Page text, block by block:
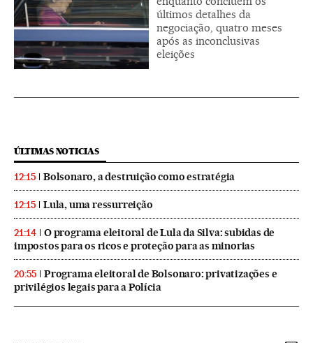
últimos detalhes da
negociação, quatro meses
após as inconclusivas
eleições
ÚLTIMAS NOTICIAS
12:15 Bolsonaro, a destruição como estratégia
12:15 Lula, uma ressurreição
21:14
O programa eleitoral de Lula da Silva: subidas de
impostos para os ricos e proteção para as minorias
20:55
Programa eleitoral de Bolsonaro: privatizações e
privilégios legais para a Polícia